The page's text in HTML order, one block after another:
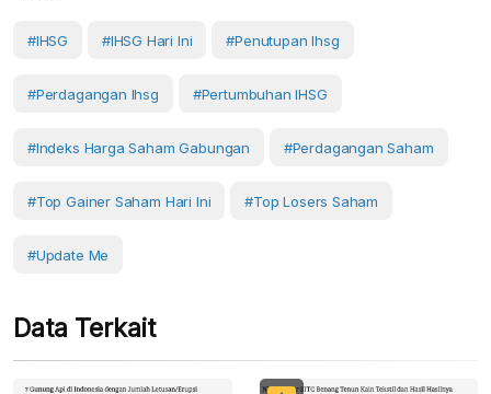
#IHSG #IHSG Hari Ini #penutupan Ihsg
#perdagangan Ihsg #Pertumbuhan IHSG
#Indeks Harga Saham Gabungan #Perdagangan Saham
#top Gainer Saham Hari Ini #Top Losers Saham
#Update Me
Data Terkait